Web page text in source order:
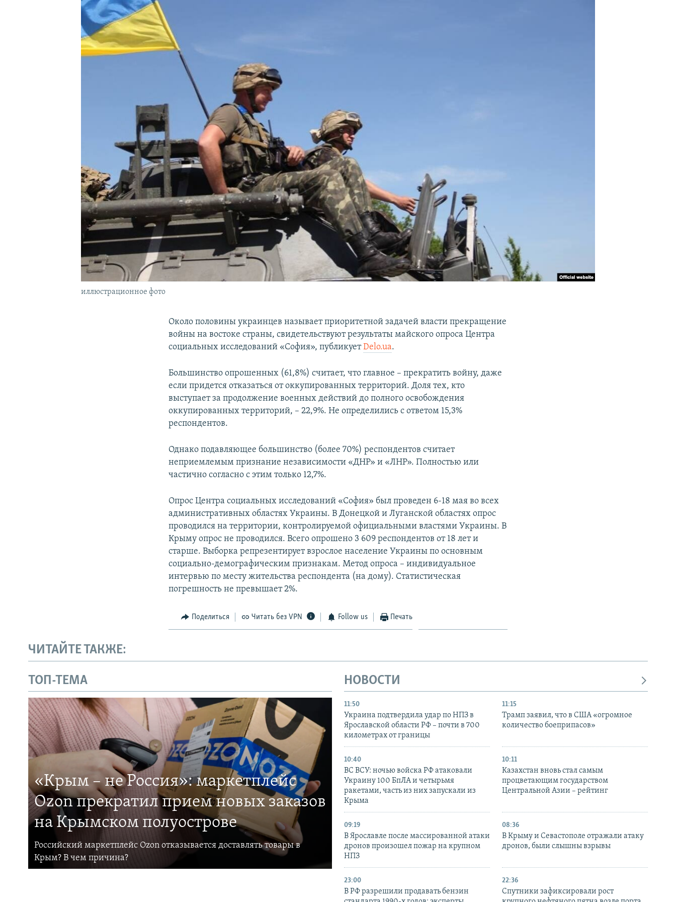
КРЫМ.НЕПОКОРЕННЫЙ
УКРАИНСКАЯ ПРОБЛЕМА КРЫМА
иллюстрационное фото
Около половины украинцев называет приоритетной задачей власти прекращение
войны на востоке cтраны, свидетельствуют результаты майского опроса Центра
социальных исследований «София», публикуетDelo.ua.
Большинство опрошенных (61,8%) считает, что главное – прекратить войну, даже
если придется отказаться от оккупированных территорий. Доля тех, кто
выступает за продолжение военных действий до полного освобождения
оккупированных территорий, – 22,9%. Не определились с ответом 15,3%
респондентов.
Однако подавляющее большинство (более 70%) респондентов считает
неприемлемым признание независимости «ДНР» и «ЛНР». Полностью или
частично согласно с этим только 12,7%.
Опрос Центра социальных исследований «София» был проведен 6-18 мая во всех
административных областях Украины. В Донецкой и Луганской областях опрос
проводился на территории, контролируемой официальными властями Украины. В
Крыму опрос не проводился. Всего опрошено 3 609 респондентов от 18 лет и
старше. Выборка репрезентирует взрослое население Украины по основным
социально-демографическим признакам. Метод опроса – индивидуальное
интервью по месту жительства респондента (на дому). Статистическая
погрешность не превышает 2%.
Поделиться Читать без VPN Follow us Печать
ЧИТАЙТЕ ТАКЖЕ:
ТОП-ТЕМА
«Крым – не Россия»: маркетплейс
Ozon прекратил прием новых заказов
на Крымском полуострове
Российский маркетплейс Ozon отказывается доставлять товары в
Крым? В чем причина?
НОВОСТИ
11:50
Украина подтвердила удар по НПЗ в
Ярославской области РФ – почти в 700
километрах от границы
11:15
Трамп заявил, что в США «огромное
количество боеприпасов»
10:40
ВС ВСУ: ночью войска РФ атаковали
Украину 100 БпЛА и четырьмя
ракетами, часть из них запускали из
Крыма
10:11
Казахстан вновь стал самым
процветающим государством
Центральной Азии – рейтинг
09:19
В Ярославле после массированной атаки
дронов произошел пожар на крупном
НПЗ
08:36
В Крыму и Севастополе отражали атаку
дронов, были слышны взрывы
23:00
В РФ разрешили продавать бензин
22:36
Спутники зафиксировали рост